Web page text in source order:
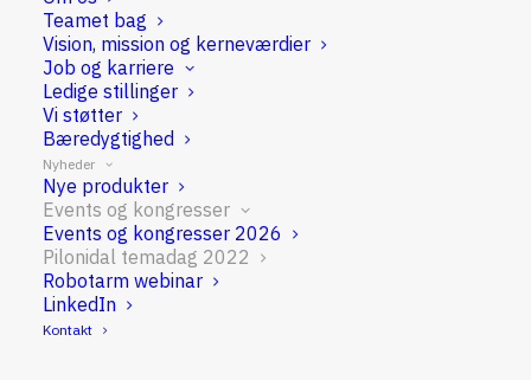
Teamet bag
Vision, mission og kerneværdier
Job og karriere
Ledige stillinger
Vi støtter
Bæredygtighed
Nyheder
Nye produkter
Events og kongresser
Events og kongresser 2026
Pilonidal temadag 2022
Robotarm webinar
LinkedIn
Kontakt
Den 3. marts 2022 inviterede
Pilonidalenhederne i Region Midt og Nord til
Pilonidal temadag i Aarhus.
De spændende oplæg, der blev afholdt under
arrangementet, kan ses på vores YouTube-
kanal:
Tryk her